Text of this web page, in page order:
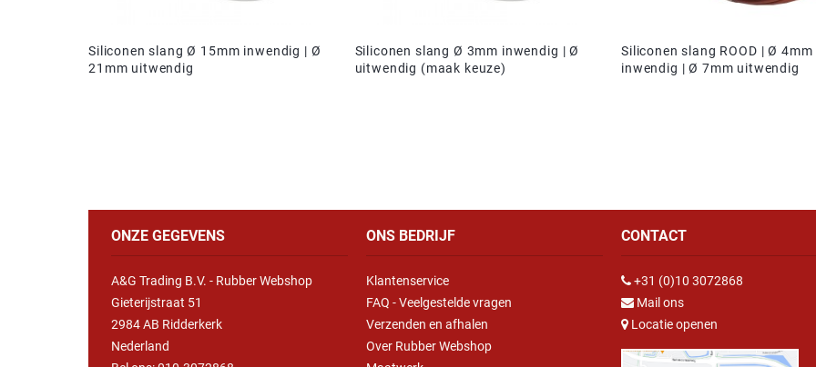
Siliconen slang Ø 15mm inwendig | Ø
21mm uitwendig
Siliconen slang Ø 3mm inwendig | Ø
uitwendig (maak keuze)
Siliconen slang ROOD | Ø 4mm
inwendig | Ø 7mm uitwendig
ONZE GEGEVENS
A&G Trading B.V. - Rubber Webshop
Gieterijstraat 51
2984 AB Ridderkerk
Nederland
ONS BEDRIJF
Klantenservice
FAQ - Veelgestelde vragen
Verzenden en afhalen
Over Rubber Webshop
CONTACT
+31 (0)10 3072868
Mail ons
Locatie openen